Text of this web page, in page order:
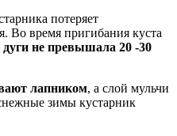
потеряет
Во время пригибания куста
не превышала 20 -30
лапником, а слой мульчи
зимы кустарник